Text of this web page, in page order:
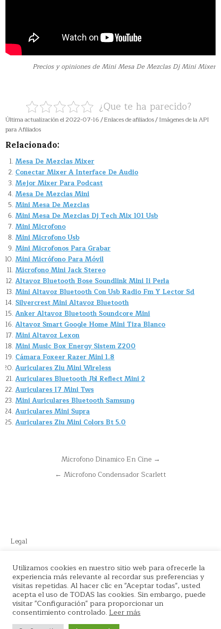
Precios y opiniones de Mini Mesa De Mezclas Dj Mini Mixer
¿Que te ha parecido?
Última actualización el 2022-07-16 / Enlaces de afiliados / Imágenes de la API
para Afiliados
Relacionado:
Mesa De Mezclas Mixer
Conectar Mixer A Interface De Audio
Mejor Mixer Para Podcast
Mesa De Mezclas Mini
Mini Mesa De Mezclas
Mini Mesa De Mezclas Dj Tech Mix 101 Usb
Mini Microfono
Mini Microfono Usb
Mini Microfonos Para Grabar
Mini Micrófono Para Móvil
Microfono Mini Jack Stereo
Altavoz Bluetooth Bose Soundlink Mini Ii Perla
Mini Altavoz Bluetooth Con Usb Radio Fm Y Lector Sd
Silvercrest Mini Altavoz Bluetooth
Anker Altavoz Bluetooth Soundcore Mini
Altavoz Smart Google Home Mini Tiza Blanco
Mini Altavoz Lexon
Mini Music Box Energy Sistem Z200
Cámara Foxeer Razer Mini 1.8
Auriculares Ziu Mini Wireless
Auriculares Bluetooth Jbl Reflect Mini 2
Auriculares I7 Mini Tws
Mini Auriculares Bluetooth Samsung
Auriculares Mini Supra
Auriculares Ziu Mini Colors Bt 5.0
NavegaciónMicrofono Dinamico En Cine →
← Microfono Condensador Scarlett
Legal
Este sitio recomienda productos de Amazon y cuenta con enlaces
de afiliados por el cual nos llevamos comisión en cada venta.
Copyright © 2026 La tienda del Podcaster
Utilizamos cookies en nuestro sitio web para ofrecerle la
experiencia más relevante al recordar sus preferencias y
visitas repetidas. Al hacer clic en "Aceptar todas", usted
acepta el uso de TODAS las cookies. Sin embargo, puede
visitar "Configuración" para proporcionar un
consentimiento controlado. Leer más